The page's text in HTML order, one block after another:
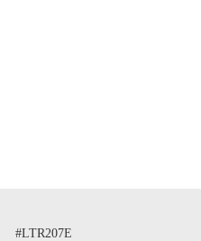
#LTR207E